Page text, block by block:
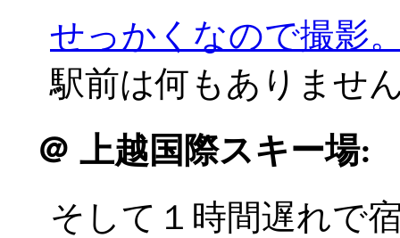
せっかくなので撮影
駅前は何もありませ
＠ 上越国際スキー場:
そして１時間遅れで